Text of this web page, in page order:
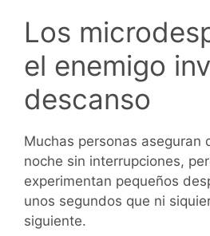
Los
el enemigo
descanso
Muchas personas aseguran
noche sin interrupciones,
experimentan pequeños
unos segundos que ni
siguiente.